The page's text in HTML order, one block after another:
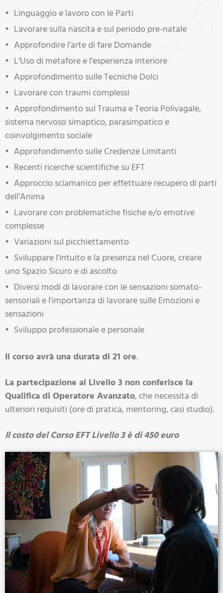
Linguaggio e lavoro con le Parti
Lavorare sulla nascita e sul periodo pre-natale
Approfondire l’arte di fare Domande
L’Uso di metafore e l’esperienza interiore
Approfondimento sulle Tecniche Dolci
Lavorare con traumi complessi
Approfondimento sul Trauma e Teoria Polivagale,
sistema nervoso simaptico, parasimpatico e
coinvolgimento sociale
Approfondimento sulle Credenze Limitanti
Recenti ricerche scientifiche su EFT
Approccio sciamanico per effettuare recupero di parti
dell’Anima
Lavorare con problematiche fisiche e/o emotive
complesse
Variazioni sul picchiettamento
Sviluppare l’intuito e la presenza nel Cuore, creare
uno Spazio Sicuro e di ascolto
Diversi modi di lavorare con le sensazioni somato-
sensoriali e l’importanza di lavorare sulle Emozioni e
sensazioni
Sviluppo professionale e personale
Il corso avrà una durata di 21 ore.
La partecipazione al Livello 3 non conferisce la
Qualifica di Operatore Avanzato, che necessita di
ulteriori requisiti (ore di pratica, mentoring, casi studio).
Il costo del Corso EFT Livello 3 è di 450 euro